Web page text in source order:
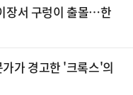
장서 구렁이 출몰…한
가 경고한 '크록스'의